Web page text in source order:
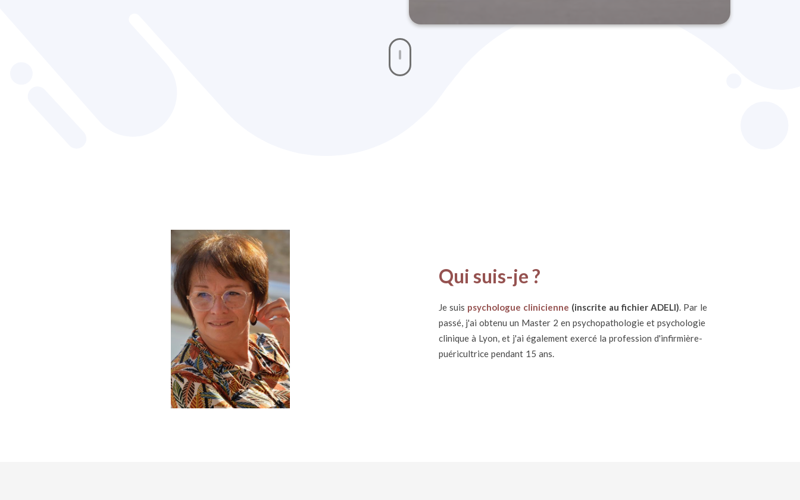
Qui suis-je ?
Je suis psychologue clinicienne (inscrite au fichier ADELI). Par le
passé, j'ai obtenu un Master 2 en psychopathologie et psychologie
clinique à Lyon, et j'ai également exercé la profession d'infirmière-
puéricultrice pendant 15 ans.